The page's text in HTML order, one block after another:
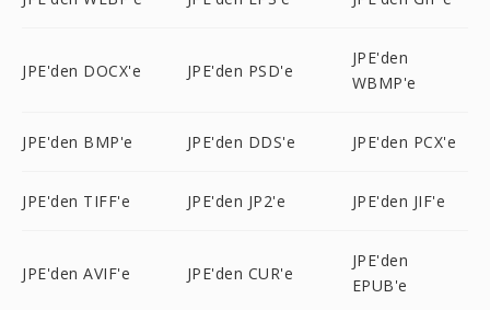
JPE'den DOCX'e JPE'den PSD'e
JPE'den
WBMP'e
JPE'den BMP'e JPE'den DDS'e JPE'den PCX'e
JPE'den TIFF'e JPE'den JP2'e JPE'den JIF'e
JPE'den AVIF'e JPE'den CUR'e
JPE'den
EPUB'e